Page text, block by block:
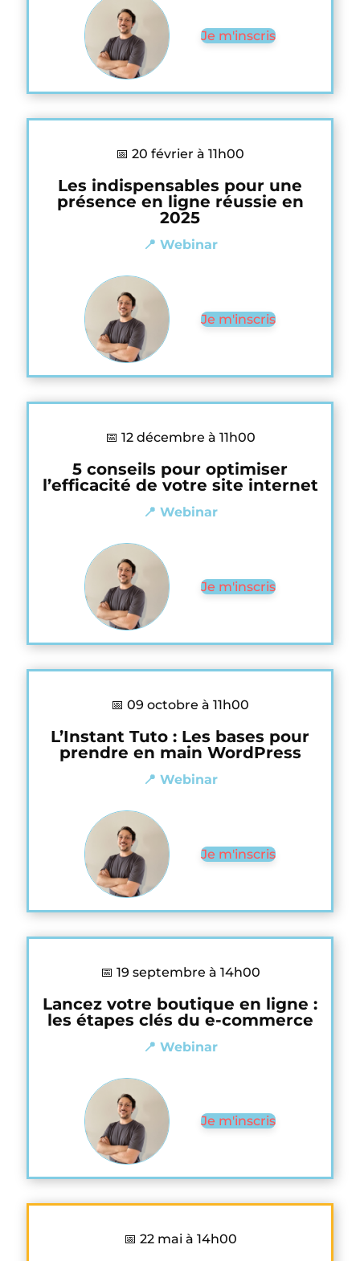
Je m'inscris
📅 20 février à 11h00
Les indispensables pour une
présence en ligne réussie en
2025
📍 Webinar
Je m'inscris
📅 12 décembre à 11h00
5 conseils pour optimiser
l’efficacité de votre site internet
📍 Webinar
Je m'inscris
📅 09 octobre à 11h00
L’Instant Tuto : Les bases pour
prendre en main WordPress
📍 Webinar
Je m'inscris
📅 19 septembre à 14h00
Lancez votre boutique en ligne :
les étapes clés du e-commerce
📍 Webinar
Je m'inscris
📅 22 mai à 14h00